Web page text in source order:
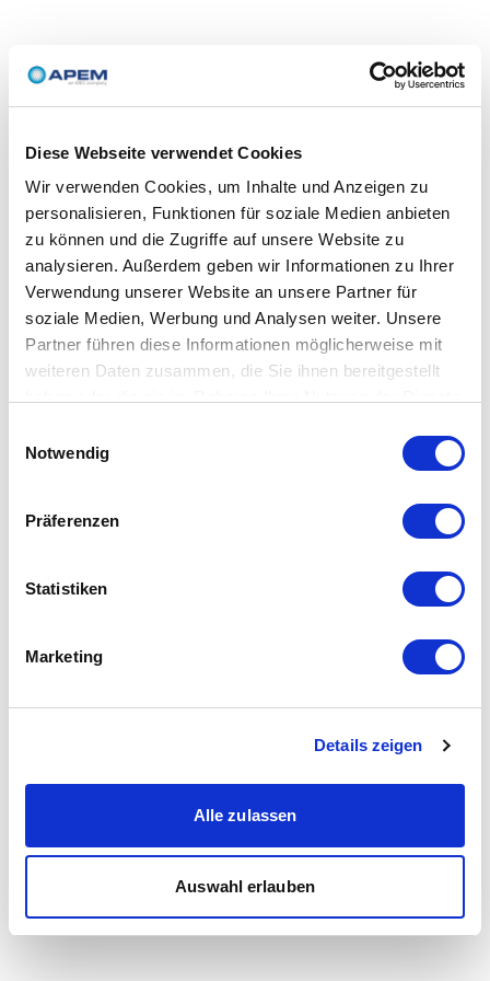
Diese Webseite verwendet Cookies
Wir verwenden Cookies, um Inhalte und Anzeigen zu
personalisieren, Funktionen für soziale Medien anbieten
zu können und die Zugriffe auf unsere Website zu
analysieren. Außerdem geben wir Informationen zu Ihrer
Verwendung unserer Website an unsere Partner für
soziale Medien, Werbung und Analysen weiter. Unsere
Partner führen diese Informationen möglicherweise mit
weiteren Daten zusammen, die Sie ihnen bereitgestellt
Notwendig
Präferenzen
Statistiken
Marketing
Details zeigen
Alle zulassen
Auswahl erlauben